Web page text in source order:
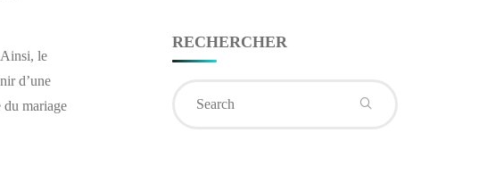
Ainsi, le
d’une
du mariage
RECHERCHER